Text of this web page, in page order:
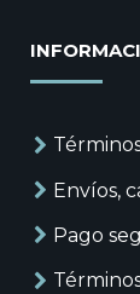
Envíos,
Pago